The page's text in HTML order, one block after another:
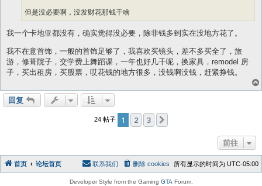
但是没必要啊，没发财花那钱干啥
我一个卡地亚都没有，确实觉得没必要，除非钱多到实在没地方花了。
我不在意首饰，一般的首饰足够了，我喜欢买镜头，差不多买全了，旅
游，修葺院子，交学费上舞蹈课，一年也好几千呢，换家具，remodel 房
子，买出租房，买股票，哎花钱的地方很多，没钱啊没钱，赶紧挣钱。
回复
24 帖子 1 2 3
前往
首页 论坛首页 所有显示的时间为 UTC-05:00
删除 cookies
联系我们
Developer Style from the Gaming GTA Forum.